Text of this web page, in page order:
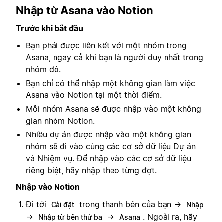
Nhập từ Asana vào Notion
Trước khi bắt đầu
Bạn phải được liên kết với một nhóm trong
Asana, ngay cả khi bạn là người duy nhất trong
nhóm đó.
Bạn chỉ có thể nhập một không gian làm việc
Asana vào Notion tại một thời điểm.
Mỗi nhóm Asana sẽ được nhập vào một không
gian nhóm Notion.
Nhiều dự án được nhập vào một không gian
nhóm sẽ đi vào cùng các cơ sở dữ liệu Dự án
và Nhiệm vụ. Để nhập vào các cơ sở dữ liệu
riêng biệt, hãy nhập theo từng đợt.
Nhập vào Notion
Đi tới
Cài đặt trong thanh bên của bạn → Nhập
→ Nhập từ bên thứ ba → Asana . Ngoài ra, hãy